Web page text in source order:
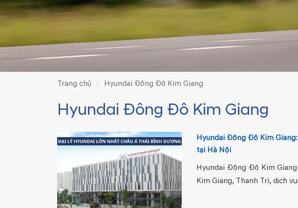
Trang chủ Hyundai Đông Đô Kim Giang
Hyundai Đông Đô Kim Giang
Hyundai Đông Đô Kim
tại Hà Nội
Hyundai Đông Đô Kim
Kim Giang, Thanh Trì, dịch